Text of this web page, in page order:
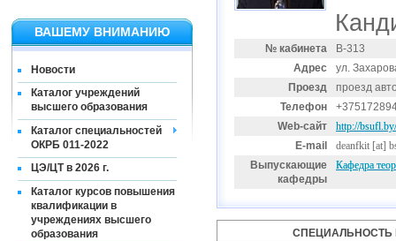
ВАШЕМУ ВНИМАНИЮ
Новости
Каталог учреждений
высшего образования
Каталог специальностей
ОКРБ 011-2022
ЦЭ/ЦТ в 2026 г.
Каталог курсов повышения
квалификации в
учреждениях высшего
образования
№ кабинета
В-313
Адрес
ул.
Проезд
проезд
Телефон
Web-сайт
http://
E-mail
deanfkit [at]
Выпускающие
кафедры
Кафедра
СПЕЦИАЛЬНОСТЬ